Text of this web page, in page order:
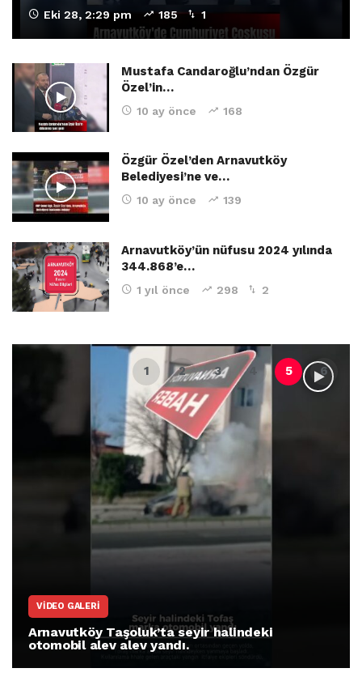
Eki 28, 2:29 pm 185 1
Mustafa Candaroğlu’ndan Özgür
Özel’in…
10 ay önce 168
Özgür Özel’den Arnavutköy
Belediyesi’ne ve…
10 ay önce 139
Arnavutköy’ün nüfusu 2024 yılında
344.868’e…
1 yıl önce 298 2
VIDEO GALERI
Arnavutköy Taşoluk’ta seyir halindeki
otomobil alev alev yandı.